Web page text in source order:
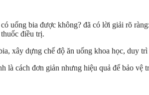
uống bia được không? đã có lời giải rõ
điều trị.
xây dựng chế độ ăn uống khoa học, duy
là cách đơn giản nhưng hiệu quả để bảo